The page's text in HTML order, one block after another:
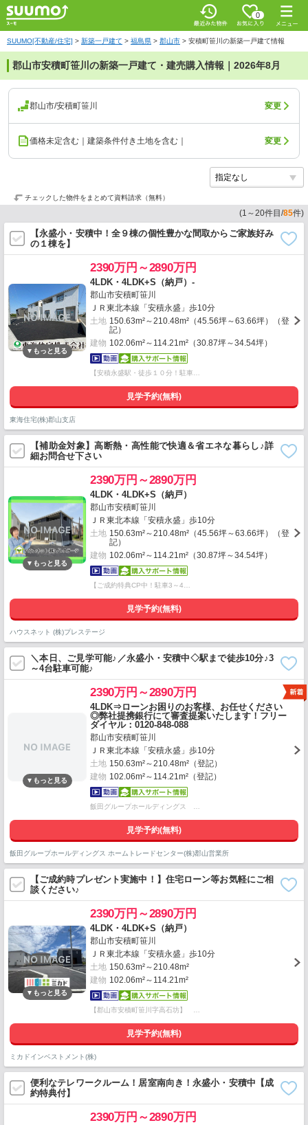
0
SUUMO[不動産/住宅] > 新築一戸建て > 福島県 > 郡山市 > 安積町笹川の新築一戸建て情報
郡山市安積町笹川の新築一戸建て・建売購入情報｜2026年8月
郡山市/安積町笹川 変更
価格未定含む｜建築条件付き土地を含む｜ 変更
チェックした物件をまとめて資料請求（無料）
(1 ～20件目/85件)
【永盛小・安積中！全９棟の個性豊かな間取からご家族好み
の１棟を】
2390万円～2890万円
4LDK・4LDK+S（納戸）-
郡山市安積町笹川
ＪＲ東北本線「安積永盛」歩10分
土地 150.63m²～210.48m²（45.56坪～63.66坪）（登
記）
建物 102.06m²～114.21m²（30.87坪～34.54坪）
【安積永盛駅・徒歩１０分！駐車…
見学予約(無料)
東海住宅(株)郡山支店
【補助金対象】高断熱・高性能で快適＆省エネな暮らし♪詳
細お問合せ下さい
2390万円～2890万円
4LDK・4LDK+S（納戸）
郡山市安積町笹川
ＪＲ東北本線「安積永盛」歩10分
土地 150.63m²～210.48m²（45.56坪～63.66坪）（登
記）
建物 102.06m²～114.21m²（30.87坪～34.54坪）
【ご成約特典CP中！駐車3～4…
見学予約(無料)
ハウスネット (株)プレステージ
＼本日、ご見学可能♪／永盛小・安積中◇駅まで徒歩10分♪3
～4台駐車可能♪
2390万円～2890万円
4LDK⇒ローンお困りのお客様、お任せください
◎弊社提携銀行にて審査提案いたします！フリー
ダイヤル：0120-848-088
郡山市安積町笹川
ＪＲ東北本線「安積永盛」歩10分
土地 150.63m²～210.48m²（登記）
建物 102.06m²～114.21m²（登記）
飯田グループホールディングス …
見学予約(無料)
飯田グループホールディングス ホームトレードセンター(株)郡山営業所
【ご成約時プレゼント実施中！】住宅ローン等お気軽にご相
談ください♪
2390万円～2890万円
4LDK・4LDK+S（納戸）
郡山市安積町笹川
ＪＲ東北本線「安積永盛」歩10分
土地 150.63m²～210.48m²
建物 102.06m²～114.21m²
【郡山市安積町笹川字高石坊】 …
見学予約(無料)
ミカドインベストメント(株)
便利なテレワークルーム！居室南向き！永盛小・安積中【成
約特典付】
2390万円～2890万円